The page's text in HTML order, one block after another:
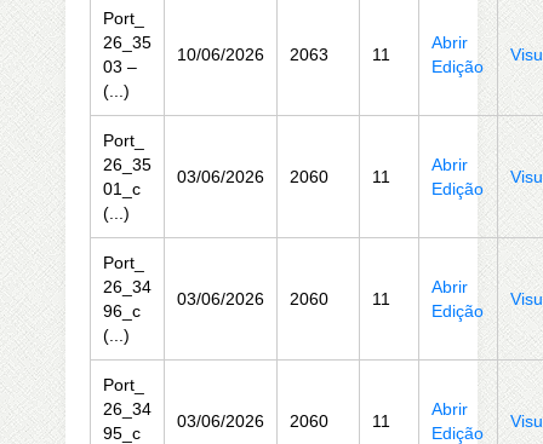
Port_
26_35
03 –
(...)
10/06/2026 2063 11
Abrir
Edição
Port_
26_35
01_c
(...)
03/06/2026 2060 11
Abrir
Edição
Port_
26_34
96_c
(...)
03/06/2026 2060 11
Abrir
Edição
Port_
26_34
95_c
03/06/2026 2060 11
Abrir
Edição